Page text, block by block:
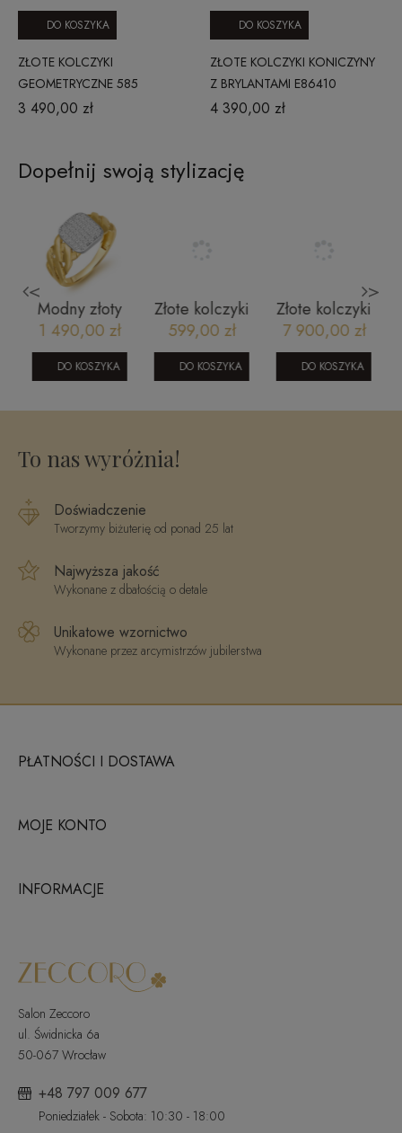
ZŁOTE KOLCZYKI
GEOMETRYCZNE 585
270520242 GOCCIA
3 490,00 zł
DO KOSZYKA
ZŁOTE KOLCZYKI KONICZYNY
Z BRYLANTAMI E86410
4 390,00 zł
DO KOSZYKA
Dopełnij swoją stylizację
<
Modny złoty
pierścionek
1104202313
1 490,00 zł
DO KOSZYKA
Złote kolczyki
pastylki 585
1605202376
599,00 zł
DO KOSZYKA
Złote kolczyki
z
szampańskimi
brylantami i
diopsydem
PE3842DIOY
7 900,00 zł
DO KOSZYKA
>
To nas wyróżnia!
Doświadczenie
Tworzymy biżuterię od ponad 25 lat
Najwyższa jakość
Wykonane z dbałością o detale
Unikatowe wzornictwo
Wykonane przez arcymistrzów jubilerstwa
PŁATNOŚCI I DOSTAWA
MOJE KONTO
INFORMACJE
Salon Zeccoro
ul. Świdnicka 6a
50-067 Wrocław
+48 797 009 677
Poniedziałek - Sobota: 10:30 - 18:00